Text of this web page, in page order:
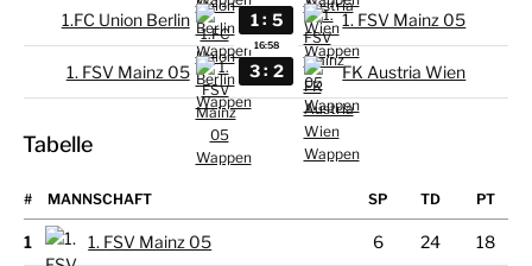
1.FC Union Berlin 1 : 5 1. FSV Mainz 05
16:58
1. FSV Mainz 05 3 : 2 FK Austria Wien
Tabelle
# MANNSCHAFT
1 1. FSV Mainz 05 6 24 18